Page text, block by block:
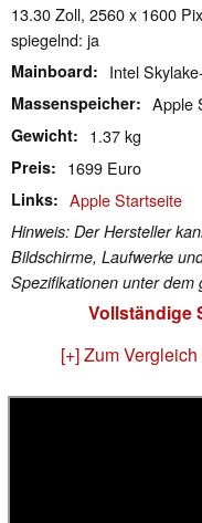
13.30 Zoll, 2560 x 1600
spiegelnd: ja
Mainboard Intel
Massenspeicher Apple
Gewicht 1.37 kg
Preis 1699 Euro
Links Apple Startseite
Hinweis: Der Hersteller
Bildschirme, Laufwerke
Spezifikationen unter dem
Vollständige
[+] Zum